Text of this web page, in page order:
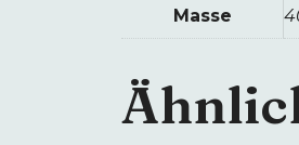
Masse